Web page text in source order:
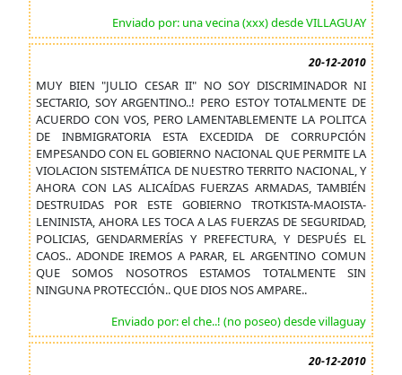
Enviado por: una vecina (xxx) desde VILLAGUAY
20-12-2010
MUY BIEN "JULIO CESAR II" NO SOY DISCRIMINADOR NI
SECTARIO, SOY ARGENTINO..! PERO ESTOY TOTALMENTE DE
ACUERDO CON VOS, PERO LAMENTABLEMENTE LA POLITCA
DE INBMIGRATORIA ESTA EXCEDIDA DE CORRUPCIÓN
EMPESANDO CON EL GOBIERNO NACIONAL QUE PERMITE LA
VIOLACION SISTEMÁTICA DE NUESTRO TERRITO NACIONAL, Y
AHORA CON LAS ALICAÍDAS FUERZAS ARMADAS, TAMBIÉN
DESTRUIDAS POR ESTE GOBIERNO TROTKISTA-MAOISTA-
LENINISTA, AHORA LES TOCA A LAS FUERZAS DE SEGURIDAD,
POLICIAS, GENDARMERÍAS Y PREFECTURA, Y DESPUÉS EL
CAOS.. ADONDE IREMOS A PARAR, EL ARGENTINO COMUN
QUE SOMOS NOSOTROS ESTAMOS TOTALMENTE SIN
NINGUNA PROTECCIÓN.. QUE DIOS NOS AMPARE..
Enviado por: el che..! (no poseo) desde villaguay
20-12-2010